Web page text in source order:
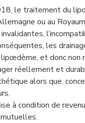
le traitement du
ou au
les
et donc non
réellement et
alors que,
à condition de
mutuelles.